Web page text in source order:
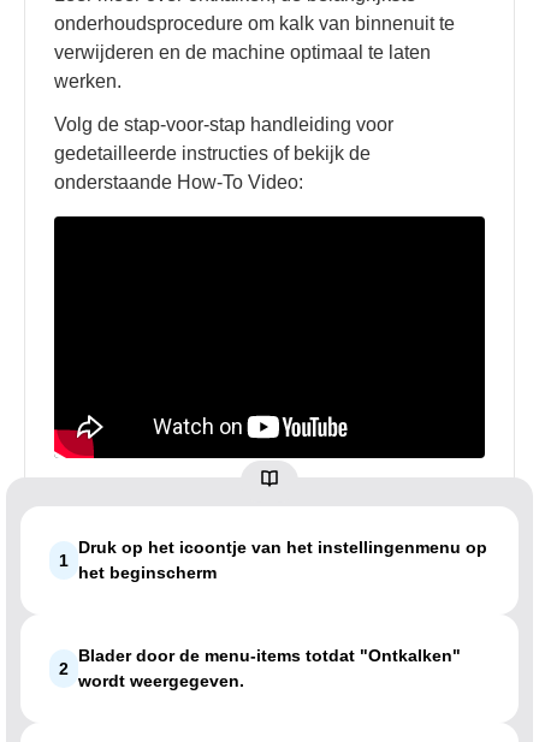
onderhoudsprocedure om kalk van binnenuit te
verwijderen en de machine optimaal te laten
werken.
Volg de stap-voor-stap handleiding voor
gedetailleerde instructies of bekijk de
onderstaande How-To Video:
1
Druk op het icoontje van het instellingenmenu op
het beginscherm
2
Blader door de menu-items totdat "Ontkalken"
wordt weergegeven.